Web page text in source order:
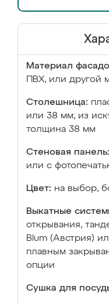
Материал
ПВХ, или другой
Столешница:
или 38 мм; из
толщина 38 мм
Стеновая панель:
или с
Цвет: на выбор,
Выкатные
открывания,
Blum (Австрия)
плавным
опции
Сушка для